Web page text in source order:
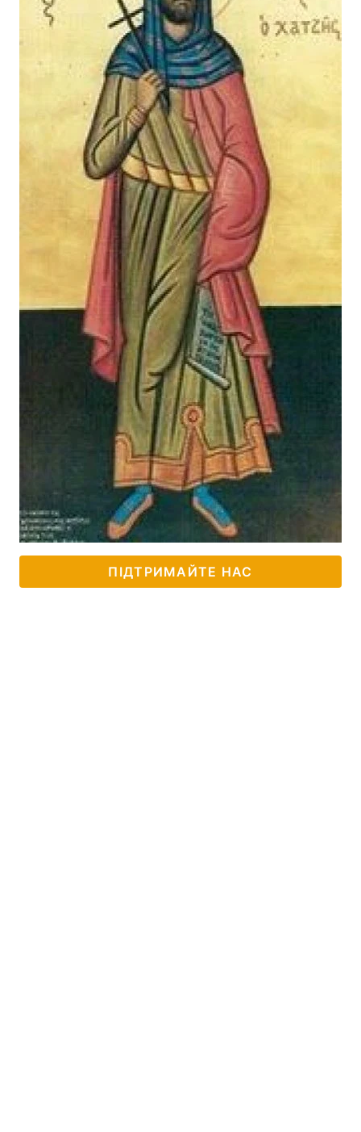
ПІДТРИМАЙТЕ НАС